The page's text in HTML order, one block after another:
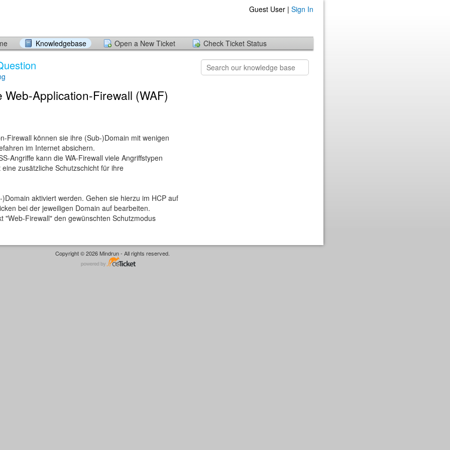
Guest User | Sign In
Knowledgebase Open a New Ticket Check Ticket Status
Web-Application-Firewall (WAF)
Firewall können sie ihre (Sub-)Domain mit wenigen
im Internet absichern.
Angriffe kann die WA-Firewall viele Angriffstypen
zusätzliche Schutzschicht für ihre
aktiviert werden. Gehen sie hierzu im HCP auf
bei der jeweiligen Domain auf bearbeiten.
"Web-Firewall" den gewünschten Schutzmodus
Copyright © 2026 Mindrun - All rights reserved.